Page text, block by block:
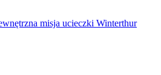
misja ucieczki Winterthur